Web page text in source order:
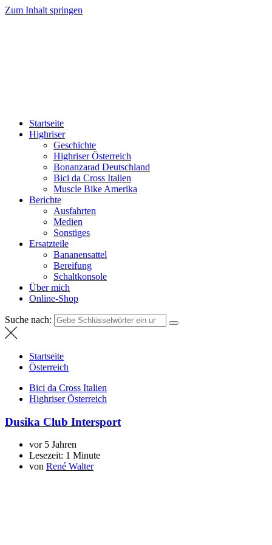
Zum Inhalt springen
Highriser / Bonanzarad / Bici da Cross / Muscle Bike
Startseite
Highriser
Geschichte
Highriser Österreich
Bonanzarad Deutschland
Bici da Cross Italien
Muscle Bike Amerika
Berichte
Ausfahrten
Medien
Sonstiges
Ersatzteile
Bananensattel
Bereifung
Schaltkonsole
Über mich
Online-Shop
Suche nach:
Startseite
Österreich
Bici da Cross Italien
Highriser Österreich
Dusika Club Intersport
vor 5 Jahren
Lesezeit: 1 Minute
von René Walter